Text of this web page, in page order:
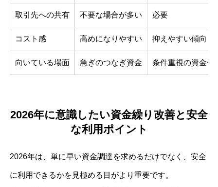
取引先への共有 不要な場合が多い 必要
コスト感 高めになりやすい 抑えやすい傾向
向いている場面 急ぎのつなぎ資金 条件重視の資金化
2026年に意識したい資金繰り改善と安全
な利用ポイント
2026年は、単に早い資金調達を求めるだけでなく、安全
に利用できるかを見極める目がより重要です。